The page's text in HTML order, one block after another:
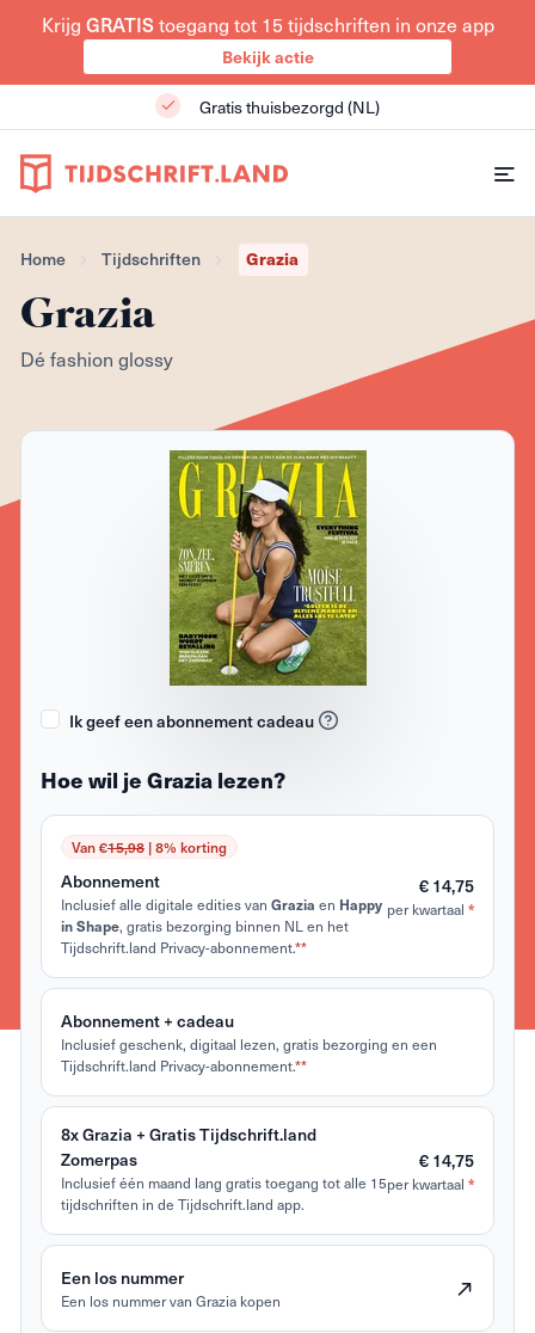
Krijg GRATIStoegang tot 15 tijdschriften in onze app
Bekijk actie
Gratis thuisbezorgd (NL)
Home Tijdschriften Grazia
Grazia
Dé fashion glossy
Ik geef een abonnement cadeau
Hoe wil je Grazia lezen?
Van €15,98| 8% korting
Abonnement
Inclusief alle digitale edities van Grazia en Happy
in Shape, gratis bezorging binnen NL en het
Tijdschrift.land Privacy-abonnement.**
€ 14,75
per kwartaal *
Abonnement + cadeau
Inclusief geschenk, digitaal lezen, gratis bezorging en een
Tijdschrift.land Privacy-abonnement.**
8x Grazia + Gratis Tijdschrift.land
Zomerpas
Inclusief één maand lang gratis toegang tot alle 15
tijdschriften in de Tijdschrift.land app.
€ 14,75
per kwartaal *
Een los nummer
Een los nummer van Grazia kopen